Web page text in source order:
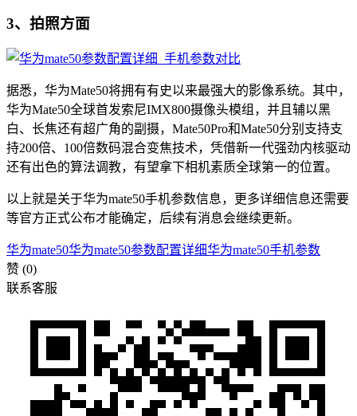
​3、拍照方面
据悉，华为Mate50将拥有有史以来最强大的影像系统。其中，
华为Mate50全球首发索尼IMX800摄像头模组，并且辅以黑
白、长焦还有超广角的副摄，Mate50Pro和Mate50分别支持支
持200倍、100倍数码混合变焦技术，凭借新一代强劲内核驱动
还有出色的算法调教，有望拿下相机素质全球第一的位置。
以上就是关于华为mate50手机参数信息，更多详细信息还需要
等官方正式公布才能确定，后续有消息会继续更新。
华为mate50华为mate50参数配置详细华为mate50手机参数
赞 (0)
联系客服